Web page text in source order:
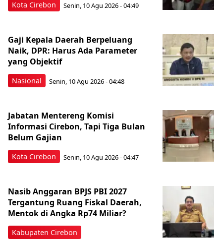
Kota Cirebon Senin, 10 Agu 2026 - 04:49
Nasional
Gaji Kepala Daerah Berpeluang
Naik, DPR: Harus Ada Parameter
yang Objektif
Senin, 10 Agu 2026 - 04:48
Kota Cirebon
Jabatan Mentereng Komisi
Informasi Cirebon, Tapi Tiga Bulan
Belum Gajian
Senin, 10 Agu 2026 - 04:47
Kabupaten Cirebon
Nasib Anggaran BPJS PBI 2027
Tergantung Ruang Fiskal Daerah,
Mentok di Angka Rp74 Miliar?